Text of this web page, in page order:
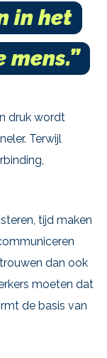
in het
druk wordt
Terwijl
tijd maken
dan ook
moeten dat
de basis van